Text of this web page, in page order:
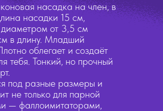
насадка на член, в
насадки 15 см,
от 3,5 см
в длину. Младший
облегает и создаёт
тебя. Тонкий, но прочный
под разные размеры и
не только для парной
— фаллоимитаторами,